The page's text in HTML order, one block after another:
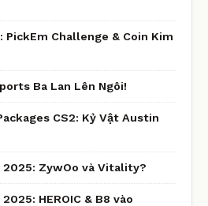
PickEm Challenge & Coin Kim
Ba Lan Lên Ngôi!
CS2: Kỷ Vật Austin
2025: ZywOo và Vitality?
HEROIC & B8 vào